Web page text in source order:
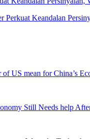
Perkuat Keandalan
of US mean for China’s
Still Needs help